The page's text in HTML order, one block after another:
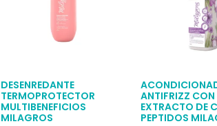
DESENREDANTE
TERMOPROTECTOR
MULTIBENEFICIOS
MILAGROS
ANTIFRIZZ CON
EXTRACTO DE
PEPTIDOS